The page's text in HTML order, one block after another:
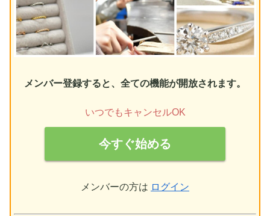
メンバー登録すると、全ての機能が開放されます。
いつでもキャンセルOK
今すぐ始める
メンバーの方は ログイン